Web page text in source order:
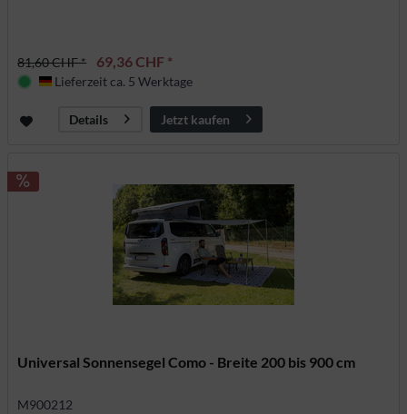
81,60 CHF * 69,36 CHF *
Deutschland
Lieferzeit ca. 5 Werktage
Details Jetzt kaufen
Universal Sonnensegel Como - Breite 200 bis 900 cm
M900212